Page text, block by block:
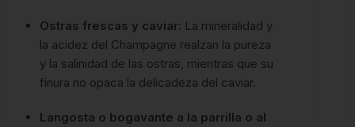
Ostras frescas y caviar: La mineralidad y
la acidez del Champagne realzan la pureza
y la salinidad de las ostras, mientras que su
finura no opaca la delicadeza del caviar.
Langosta o bogavante a la parrilla o al